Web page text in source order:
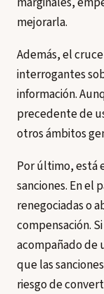
mejorarla.
Además, el
interrogantes
información.
precedente de
otros ámbitos
Por último, está
sanciones. En el
renegociadas o
compensación.
acompañado de
que las
riesgo de